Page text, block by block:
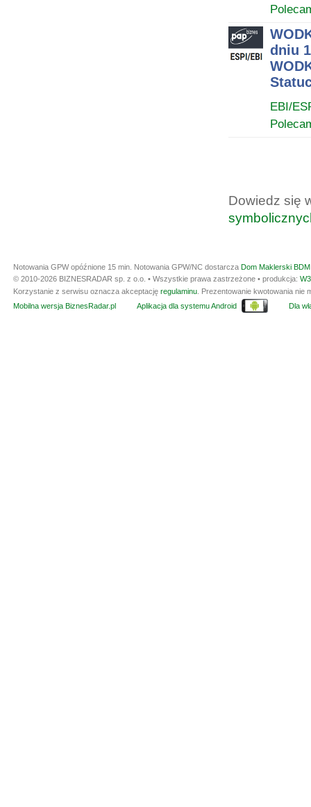
dniu
EBI/
Dowiedz się
Notowania GPW opóźnione 15 min. Notowania GPW/NC dostarcza Dom Maklerski
© 2010-2026 BIZNESRADAR sp. z o.o. • Wszystkie prawa zastrzeżone • produkcja:
Korzystanie z serwisu oznacza akceptację regulaminu. Prezentowanie kwotowania nie
Mobilna wersja BiznesRadar.pl
Aplikacja dla systemu Android Dla